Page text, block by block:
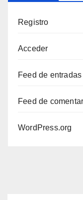
Registro
Acceder
Feed de entradas
Feed de
WordPress.org